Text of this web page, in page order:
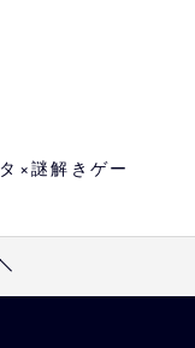
な場所で遊
キット
×謎解きゲー